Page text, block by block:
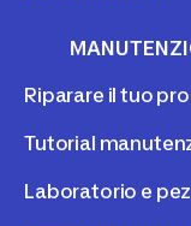
Riparare il tuo
Tutorial
Laboratorio e